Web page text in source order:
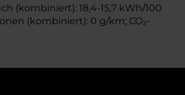
(kombiniert): 18,4-15,7 kWh/100
(kombiniert): 0 g/km; CO₂-